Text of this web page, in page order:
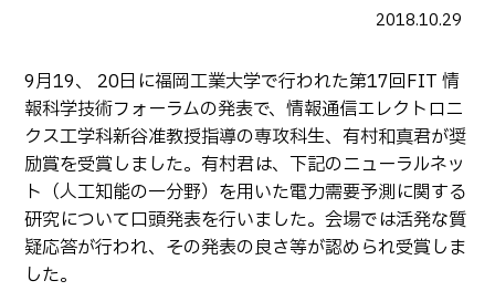
2018.10.29
9月19、 20日に福岡工業大学で行われた第17回FIT 情
報科学技術フォーラムの発表で、情報通信エレクトロニ
クス工学科新谷准教授指導の専攻科生、有村和真君が奨
励賞を受賞しました。有村君は、下記のニューラルネッ
ト（人工知能の一分野）を用いた電力需要予測に関する
研究について口頭発表を行いました。会場では活発な質
疑応答が行われ、その発表の良さ等が認められ受賞しま
した。
生物化学システム工学科
基幹教育科
専攻科
電子情報システム工学専攻
生産システム工学専攻
Webオープンキャンパス
オープンキャンパス等
進学の手引き
入学料および授業料
受験生向け 熊本高専 Q&A
熊本高専が運用するWebサイト・SNS・動画チャネ
イベント
学校概要
交通アクセス
教員紹介
学生生活
パンフレット・紹介動画
産学官連携・地域連携
国際交流
受賞等